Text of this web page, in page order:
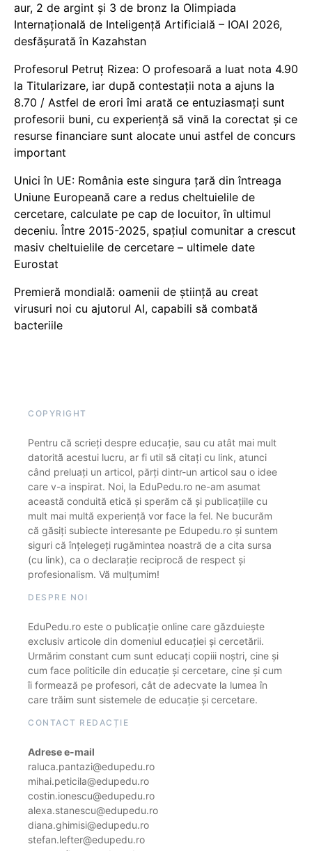
aur, 2 de argint și 3 de bronz la Olimpiada
Internațională de Inteligență Artificială – IOAI 2026,
desfășurată în Kazahstan
Profesorul Petruț Rizea: O profesoară a luat nota 4.90
la Titularizare, iar după contestații nota a ajuns la
8.70 / Astfel de erori îmi arată ce entuziasmați sunt
profesorii buni, cu experiență să vină la corectat și ce
resurse financiare sunt alocate unui astfel de concurs
important
Unici în UE: România este singura țară din întreaga
Uniune Europeană care a redus cheltuielile de
cercetare, calculate pe cap de locuitor, în ultimul
deceniu. Între 2015-2025, spațiul comunitar a crescut
masiv cheltuielile de cercetare – ultimele date
Eurostat
Premieră mondială: oamenii de știință au creat
virusuri noi cu ajutorul AI, capabili să combată
bacteriile
COPYRIGHT
Pentru că scrieți despre educație, sau cu atât mai mult
datorită acestui lucru, ar fi util să citați cu link, atunci
când preluați un articol, părți dintr-un articol sau o idee
care v-a inspirat. Noi, la EduPedu.ro ne-am asumat
această conduită etică și sperăm că și publicațiile cu
mult mai multă experiență vor face la fel. Ne bucurăm
că găsiți subiecte interesante pe Edupedu.ro și suntem
siguri că înțelegeți rugămintea noastră de a cita sursa
(cu link), ca o declarație reciprocă de respect și
profesionalism. Vă mulțumim!
DESPRE NOI
EduPedu.ro este o publicație online care găzduiește
exclusiv articole din domeniul educației și cercetării.
Urmărim constant cum sunt educați copiii noștri, cine și
cum face politicile din educație și cercetare, cine și cum
îi formează pe profesori, cât de adecvate la lumea în
care trăim sunt sistemele de educație și cercetare.
CONTACT REDACȚIE
Adrese e-mail
raluca.pantazi@edupedu.ro
mihai.peticila@edupedu.ro
costin.ionescu@edupedu.ro
alexa.stanescu@edupedu.ro
diana.ghimisi@edupedu.ro
stefan.lefter@edupedu.ro